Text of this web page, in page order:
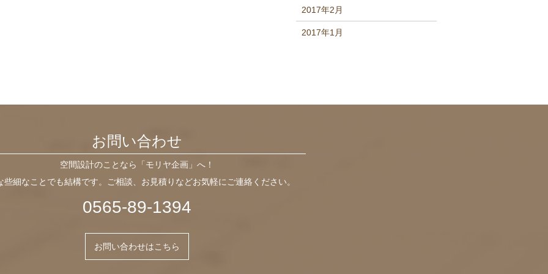
2017年2月
2017年1月
お問い合わせ
空間設計のことなら「モリヤ企画」へ！
些細なことでも結構です。ご相談、お見積りなどお気軽にご連絡ください。
0565-89-1394
お問い合わせはこちら